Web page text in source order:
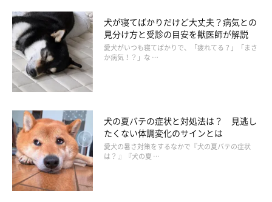
犬が寝てばかりだけど大丈夫？病気との
見分け方と受診の目安を獣医師が解説
愛犬がいつも寝てばかりで、「疲れてる？」「まさ
か病気！？」な …
犬の夏バテの症状と対処法は？ 見逃し
たくない体調変化のサインとは
愛犬の暑さ対策をするなかで『犬の夏バテの症状
は？ 』『犬の夏 …